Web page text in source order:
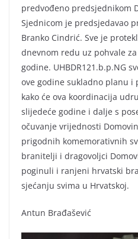
predvođeno predsjednikom
Sjednicom je predsjedavao
Branko Cindrić. Sve je
dnevnom redu uz pohvale
godine. UHBDR121.b.p.NG
ove godine sukladno planu i
kako će ova koordinacija
slijedeće godine i dalje s
očuvanje vrijednosti
prigodnih komemorativnih
branitelji i dragovoljci
poginuli i ranjeni hrvatski
sjećanju svima u Hrvatskoj.
Antun Brađašević